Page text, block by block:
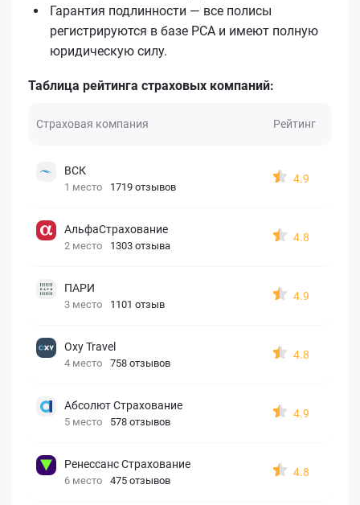
Гарантия подлинности — все полисы
регистрируются в базе РСА и имеют полную
юридическую силу.
Таблица рейтинга страховых компаний:
Страховая компания Рейтинг
ВСК
1 место 1719 отзывов
4.9
АльфаСтрахование
2 место 1303 отзыва
4.8
ПАРИ
3 место 1101 отзыв
4.9
Oxy Travel
4 место 758 отзывов
4.8
Абсолют Страхование
5 место 578 отзывов
4.9
Ренессанс Страхование
6 место 475 отзывов
4.8